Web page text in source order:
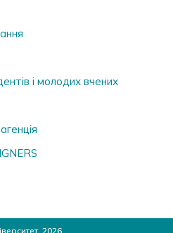
і молодих вчених
2026